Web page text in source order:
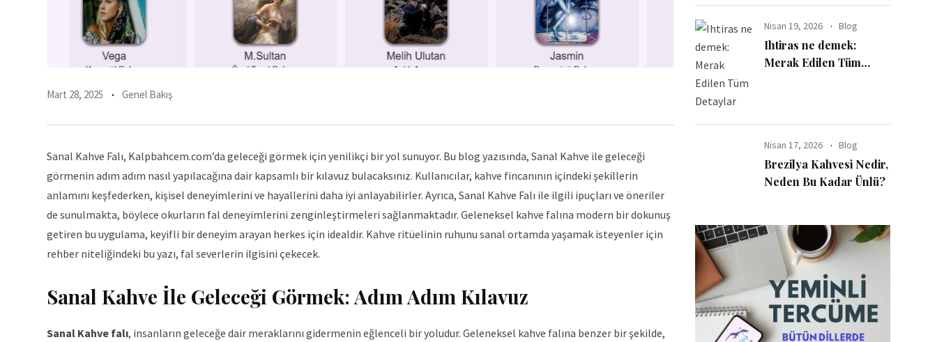
Mart 28, 2025 Genel Bakış
Sanal Kahve Falı, Kalpbahcem.com’da geleceği görmek için yenilikçi bir yol sunuyor. Bu blog yazısında, Sanal Kahve ile geleceği
görmenin adım adım nasıl yapılacağına dair kapsamlı bir kılavuz bulacaksınız. Kullanıcılar, kahve fincanının içindeki şekillerin
anlamını keşfederken, kişisel deneyimlerini ve hayallerini daha iyi anlayabilirler. Ayrıca, Sanal Kahve Falı ile ilgili ipuçları ve öneriler
de sunulmakta, böylece okurların fal deneyimlerini zenginleştirmeleri sağlanmaktadır. Geleneksel kahve falına modern bir dokunuş
getiren bu uygulama, keyifli bir deneyim arayan herkes için idealdir. Kahve ritüelinin ruhunu sanal ortamda yaşamak isteyenler için
rehber niteliğindeki bu yazı, fal severlerin ilgisini çekecek.
Sanal Kahve İle Geleceği Görmek: Adım Adım Kılavuz
Sanal Kahve falı, insanların geleceğe dair meraklarını gidermenin eğlenceli bir yoludur. Geleneksel kahve falına benzer bir şekilde,
Nisan 19, 2026 Blog
Ihtiras ne demek:
Merak Edilen Tüm
Nisan 17, 2026 Blog
Brezilya Kahvesi Nedir,
Neden Bu Kadar Ünlü?